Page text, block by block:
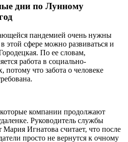
дни по Лунному
пандемией очень нужны
этой сфере можно развиваться и
По ее словам,
работа в социально-
потому что забота о человеке
компании продолжают
Руководитель службы
Игнатова считает, что после
просто не вернутся к очному